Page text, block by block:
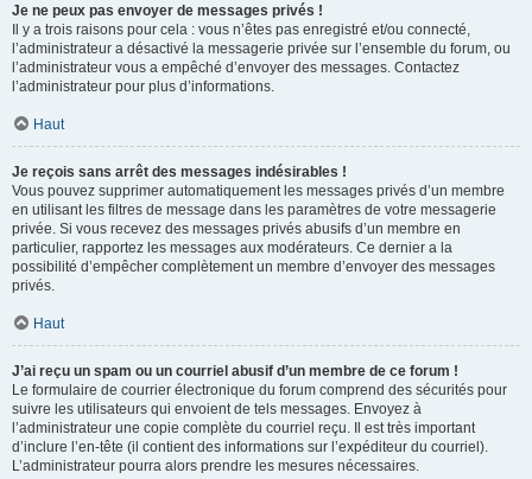
Je ne peux pas envoyer de messages privés !
Il y a trois raisons pour cela : vous n’êtes pas enregistré et/ou connecté,
l’administrateur a désactivé la messagerie privée sur l’ensemble du forum, ou
l’administrateur vous a empêché d’envoyer des messages. Contactez
l’administrateur pour plus d’informations.
Haut
Je reçois sans arrêt des messages indésirables !
Vous pouvez supprimer automatiquement les messages privés d’un membre
en utilisant les filtres de message dans les paramètres de votre messagerie
privée. Si vous recevez des messages privés abusifs d’un membre en
particulier, rapportez les messages aux modérateurs. Ce dernier a la
possibilité d’empêcher complètement un membre d’envoyer des messages
privés.
Haut
J’ai reçu un spam ou un courriel abusif d’un membre de ce forum !
Le formulaire de courrier électronique du forum comprend des sécurités pour
suivre les utilisateurs qui envoient de tels messages. Envoyez à
l’administrateur une copie complète du courriel reçu. Il est très important
d’inclure l’en-tête (il contient des informations sur l’expéditeur du courriel).
L’administrateur pourra alors prendre les mesures nécessaires.